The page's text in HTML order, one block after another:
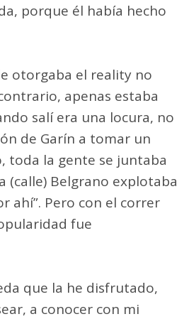
porque él había hecho
otorgaba el reality no
apenas estaba
salí era una locura, no
de Garín a tomar un
toda la gente se juntaba
(calle) Belgrano explotaba
ahí”. Pero con el correr
fue
que la he disfrutado,
a conocer con mi